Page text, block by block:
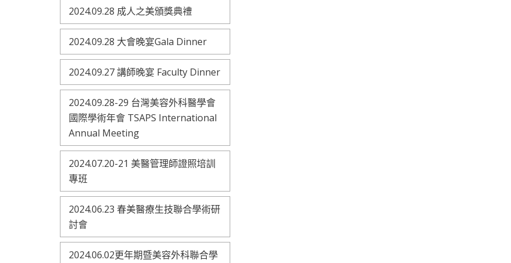
2024.09.28 成人之美頒獎典禮
2024.09.28 大會晚宴Gala Dinner
2024.09.27 講師晚宴 Faculty Dinner
2024.09.28-29 台灣美容外科醫學會
國際學術年會 TSAPS International
Annual Meeting
2024.07.20-21 美醫管理師證照培訓
專班
2024.06.23 春美醫療生技聯合學術研
討會
2024.06.02更年期暨美容外科聯合學